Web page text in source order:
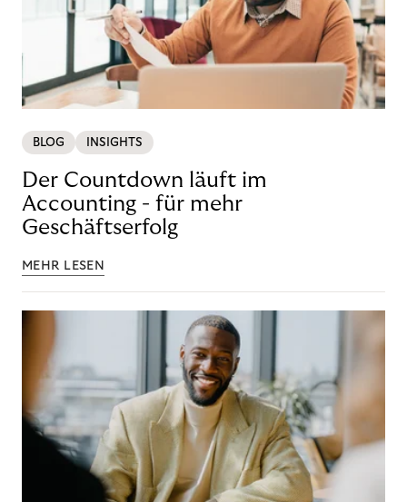
BLOG INSIGHTS
Der Countdown läuft im
Accounting - für mehr
Geschäftserfolg
MEHR LESEN